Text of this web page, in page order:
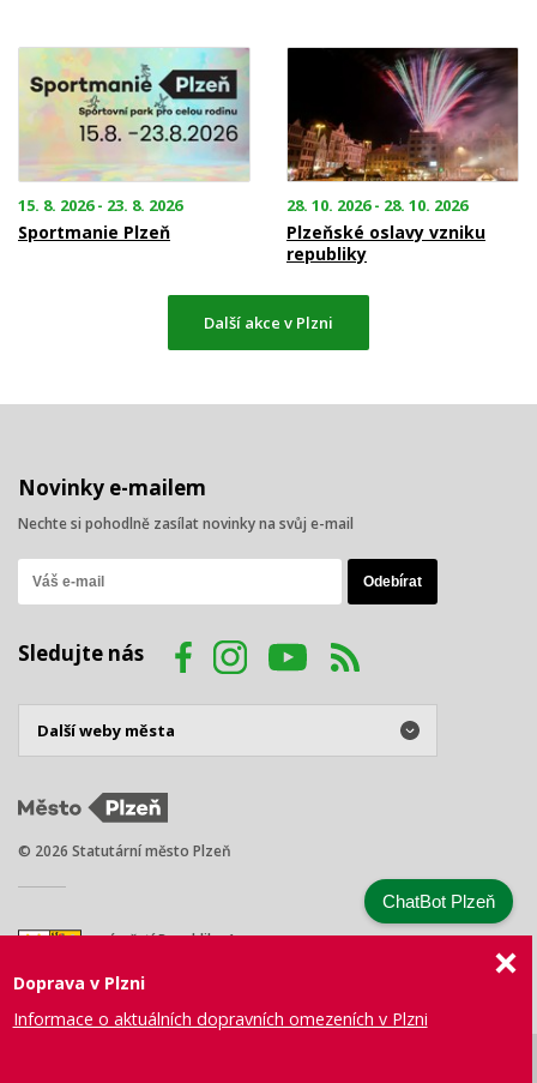
15. 8. 2026 - 23. 8. 2026
Sportmanie Plzeň
28. 10. 2026 - 28. 10. 2026
Plzeňské oslavy vzniku
republiky
Další akce v Plzni
Novinky e-mailem
Nechte si pohodlně zasílat novinky na svůj e-mail
Sledujte nás
© 2026 Statutární město Plzeň
náměstí Republiky 1
Tel.: +420 378 031 111
Doprava v Plzni
Informace o aktuálních dopravních omezeních v Plzni
ChatBot Plzeň